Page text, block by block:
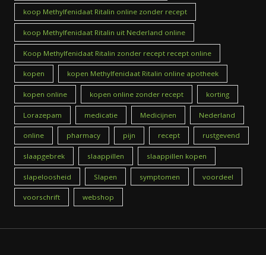
koop Methylfenidaat Ritalin online zonder recept
koop Methylfenidaat Ritalin uit Nederland online
Koop Methylfenidaat Ritalin zonder recept recept online
kopen kopen Methylfenidaat Ritalin online apotheek
kopen online kopen online zonder recept korting
Lorazepam medicatie Medicijnen Nederland
online pharmacy pijn recept rustgevend
slaapgebrek slaappillen slaappillen kopen
slapeloosheid Slapen symptomen voordeel
voorschrift webshop